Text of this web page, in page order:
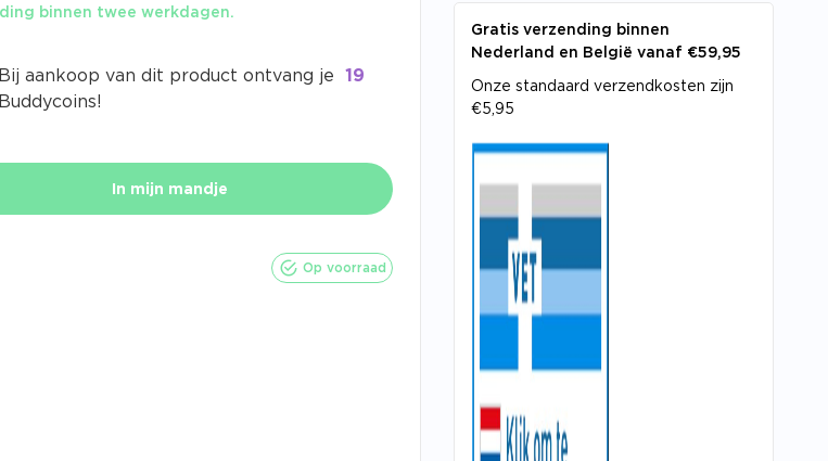
binnen twee werkdagen.
Bij aankoop van dit product ontvang je
19
Buddycoins!
In mijn mandje
Op voorraad
Gratis verzending binnen
Nederland en België vanaf €59,95
Onze standaard verzendkosten zijn
€5,95